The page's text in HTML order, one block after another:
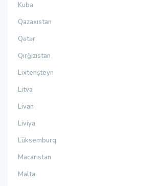
Kuba
Qazaxıstan
Qətər
Qırğızıstan
Lixtenşteyn
Litva
Livan
Liviya
Lüksemburq
Macarıstan
Malta